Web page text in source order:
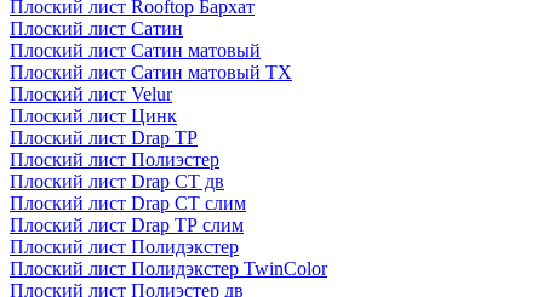
Плоский лист Rooftop Бархат
Плоский лист Сатин
Плоский лист Сатин матовый
Плоский лист Сатин матовый TX
Плоский лист Velur
Плоский лист Цинк
Плоский лист Drap ТР
Плоский лист Полиэстер
Плоский лист Drap СТ дв
Плоский лист Drap СТ слим
Плоский лист Drap ТР слим
Плоский лист Полидэкстер
Плоский лист Полидэкстер TwinColor
Плоский лист Полиэстер дв